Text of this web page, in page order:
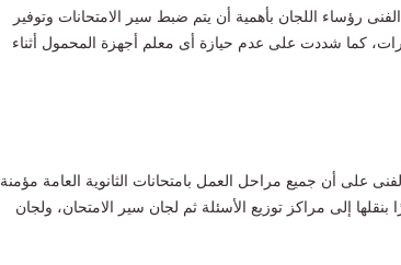
الفنى رؤساء اللجان بأهمية أن يتم ضبط سير الامتحانات وتوفير
كما شددت على عدم حيازة أى معلم أجهزة المحمول أثناء
على أن جميع مراحل العمل بامتحانات الثانوية العامة مؤمنة
إلى مراكز توزيع الأسئلة ثم لجان سير الامتحان، ولجان